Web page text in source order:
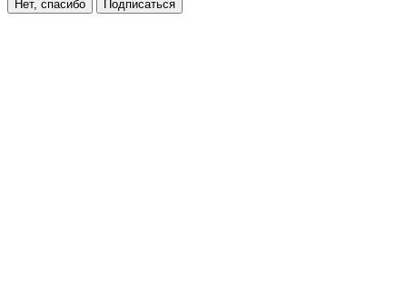
Нет, спасибо Подписаться